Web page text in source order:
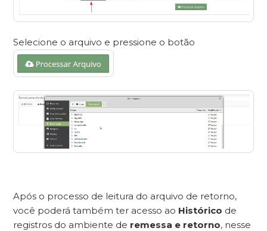
Selecione o arquivo e pressione o botão
Após o processo de leitura do arquivo de retorno,
você poderá também ter acesso ao Histórico de
registros do ambiente de remessa e retorno, nesse